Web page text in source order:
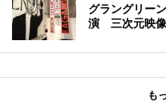
グラングリー
演 三次元映
も